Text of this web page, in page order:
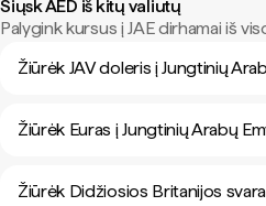
Siųsk AED iš kitų valiutų
Palygink kursus į JAE dirhamai iš
Žiūrėk JAV doleris į Jungtinių
Žiūrėk Euras į Jungtinių Arabų
Žiūrėk Didžiosios Britanijos